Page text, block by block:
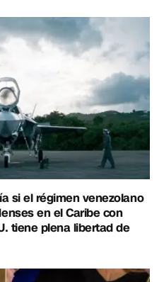
si el régimen venezolano
en el Caribe con
tiene plena libertad de